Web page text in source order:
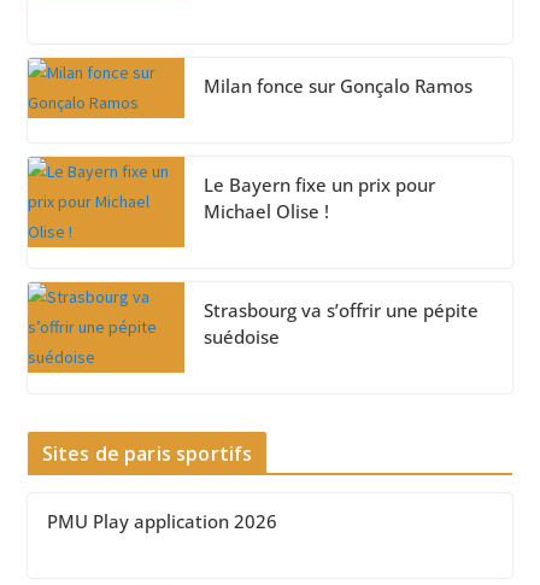
Milan fonce sur Gonçalo Ramos
Le Bayern fixe un prix pour
Michael Olise !
Strasbourg va s’offrir une pépite
suédoise
Sites de paris sportifs
PMU Play application 2026